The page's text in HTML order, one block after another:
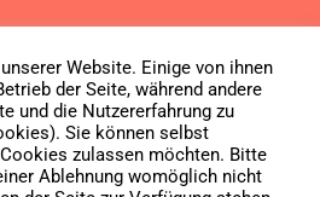
AGB Impressum
widerrufen
Website. Einige von ihnen
der Seite, während andere
und die Nutzererfahrung zu
Sie können selbst
zulassen möchten. Bitte
Ablehnung womöglich nicht